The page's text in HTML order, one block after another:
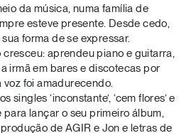
da música, numa família de
esteve presente. Desde cedo,
forma de se expressar.
cresceu: aprendeu piano e guitarra,
irmã em bares e discotecas por
voz foi amadurecendo.
singles ‘inconstante’, ‘cem flores’ e
para lançar o seu primeiro álbum,
de AGIR e Jon e letras de